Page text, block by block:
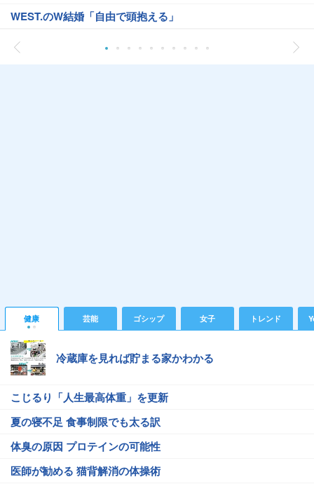
WEST.のW結婚「自由で頭抱える」
健康 芸能 ゴシップ 女子 トレンド
冷蔵庫を見れば貯まる家かわかる
こじるり「人生最高体重」を更新
夏の寝不足 食事制限でも太る訳
体臭の原因 プロテインの可能性
医師が勧める 猫背解消の体操術